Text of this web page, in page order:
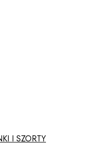
I SZORTY